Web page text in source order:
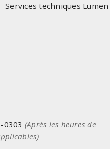
Services techniques Lumen
0303 (Après les heures de